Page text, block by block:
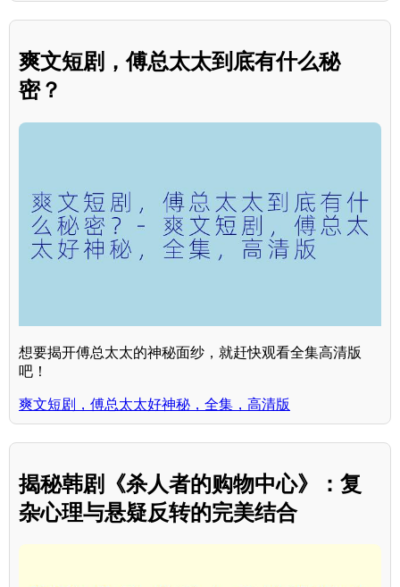
爽文短剧，傅总太太到底有什么秘
密？
想要揭开傅总太太的神秘面纱，就赶快观看全集高清版
吧！
爽文短剧，傅总太太好神秘，全集，高清版
揭秘韩剧《杀人者的购物中心》：复
杂心理与悬疑反转的完美结合